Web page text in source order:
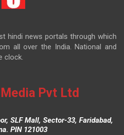
hindi news portals through which
all over the India. National and
clock.
Pvt Ltd
SLF Mall, Sector-33, Faridabad,
PIN 121003